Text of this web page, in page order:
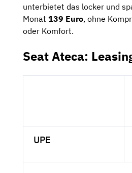
unterbietet das locker und
Monat 139 Euro, ohne
oder Komfort.
Seat Ateca:
UPE